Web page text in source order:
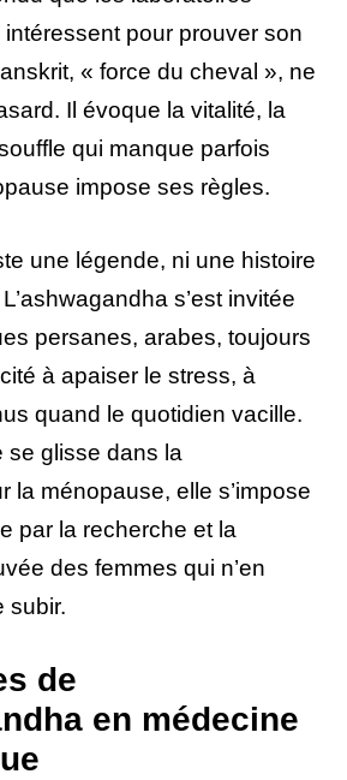
intéressent pour prouver son
« force du cheval », ne
Il évoque la vitalité, la
qui manque parfois
impose ses règles.
une légende, ni une histoire
s’est invitée
persanes, arabes, toujours
à apaiser le stress, à
quand le quotidien vacille.
se glisse dans la
la ménopause, elle s’impose
par la recherche et la
des femmes qui n’en
subir.
de
en médecine